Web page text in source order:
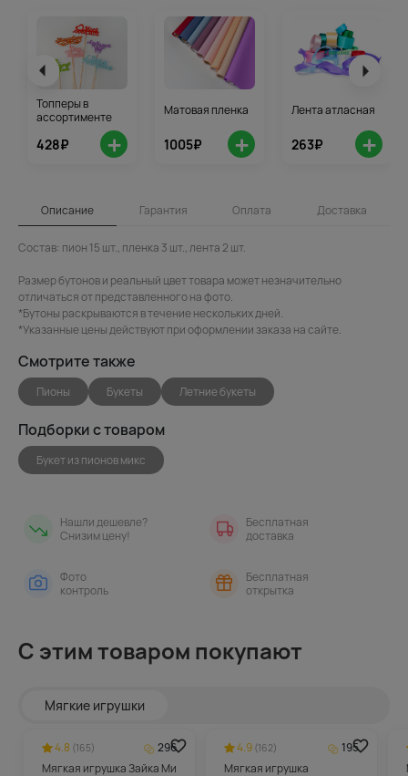
Топперы в
ассортименте
428₽ +
Матовая пленка
1005₽ +
Лента атласная
263₽ +
Описание Гарантия Оплата Доставка
Состав: пион 15 шт., пленка 3 шт., лента 2 шт.
Размер бутонов и реальный цвет товара может незначительно
отличаться от представленного на фото.
*Бутоны раскрываются в течение нескольких дней.
*Указанные цены действуют при оформлении заказа на сайте.
Смотрите также
Пионы Букеты Летние букеты
Подборки с товаром
Букет из пионов микс
Нашли дешевле?
Снизим цену!
Бесплатная
доставка
Фото
контроль
Бесплатная
открытка
С этим товаром покупают
Мягкие игрушки
4.8 (165)
296
Мягкая игрушка Зайка Ми
4.9 (162)
195
Мягкая игрушка